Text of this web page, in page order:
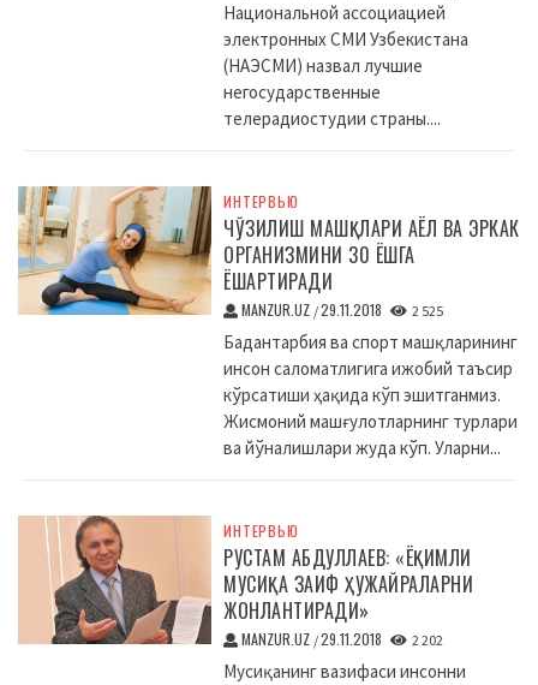
Национальной ассоциацией
электронных СМИ Узбекистана
(НАЭСМИ) назвал лучшие
негосударственные
телерадиостудии страны....
ИНТЕРВЬЮ
ЧЎЗИЛИШ МАШҚЛАРИ АЁЛ ВА ЭРКАК
ОРГАНИЗМИНИ 30 ЁШГА
ЁШАРТИРАДИ
MANZUR.UZ /29.11.2018 2 525
Бадантарбия ва спорт машқларининг
инсон саломатлигига ижобий таъсир
кўрсатиши ҳақида кўп эшитганмиз.
Жисмоний машғулотларнинг турлари
ва йўналишлари жуда кўп. Уларни...
ИНТЕРВЬЮ
РУСТАМ АБДУЛЛАЕВ: «ЁҚИМЛИ
МУСИҚА ЗАИФ ҲУЖАЙРАЛАРНИ
ЖОНЛАНТИРАДИ»
MANZUR.UZ /29.11.2018 2 202
Мусиқанинг вазифаси инсонни